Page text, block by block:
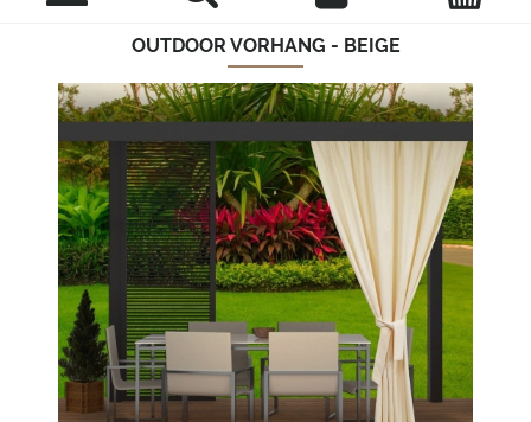
OUTDOOR VORHANG - BEIGE